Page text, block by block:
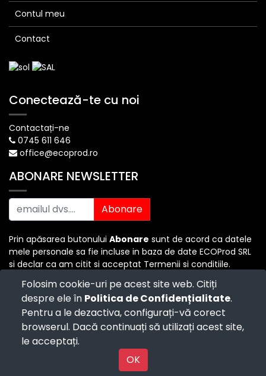
Folosim cookie-uri pe acest site web. Citiți
despre ele în Politica de Confidențialitate.
Pentru a le dezactiva, configurați-vă corect
browserul. Dacă continuați să utilizați acest site,
le acceptați.
OK
Contul meu
Contact
Conectează-te cu noi
Contactați-ne
0745 611 646
office@ecoprod.ro
ABONARE NEWSLETTER
Abonare
Prin apăsarea butonului Abonare sunt de acord ca datele
mele personale sa fie incluse in baza de date ECOProd SRL
si declar ca am citit si acceptat Termenii si conditiile.
Copyright © ECO PROD SRL -Termenii si Conditiile
Politica de Confidențialitate -Consultanță juridică
Politica de retur -Cum cumpăr?
Powered by
Powered by